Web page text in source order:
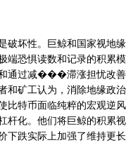
破坏性。巨鲸和国家视地缘
端恐惧读数和记录的积累模
和通过减���滞涨担忧改善
和矿工认为，消除地缘政治
比特币面临纯粹的宏观逆风
化。他们将巨鲸的积累视
下跌实际上加强了维持更长